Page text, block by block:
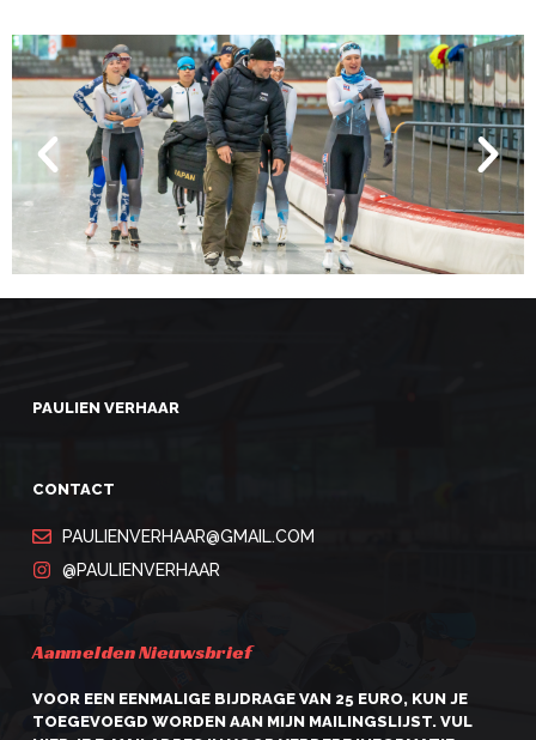
PAULIEN VERHAAR
CONTACT
PAULIENVERHAAR@GMAIL.COM
@PAULIENVERHAAR
Aanmelden Nieuwsbrief
VOOR EEN EENMALIGE BIJDRAGE VAN 25 EURO, KUN JE
TOEGEVOEGD WORDEN AAN MIJN MAILINGSLIJST. VUL